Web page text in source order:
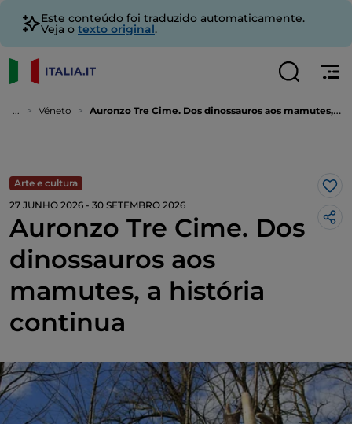
Este conteúdo foi traduzido automaticamente.
Veja o texto original.
... Véneto Auronzo Tre Cime. Dos dinossauros aos mamutes, a história continua
Arte e cultura
27 JUNHO 2026 - 30 SETEMBRO 2026
Auronzo Tre Cime. Dos
dinossauros aos
mamutes, a história
continua